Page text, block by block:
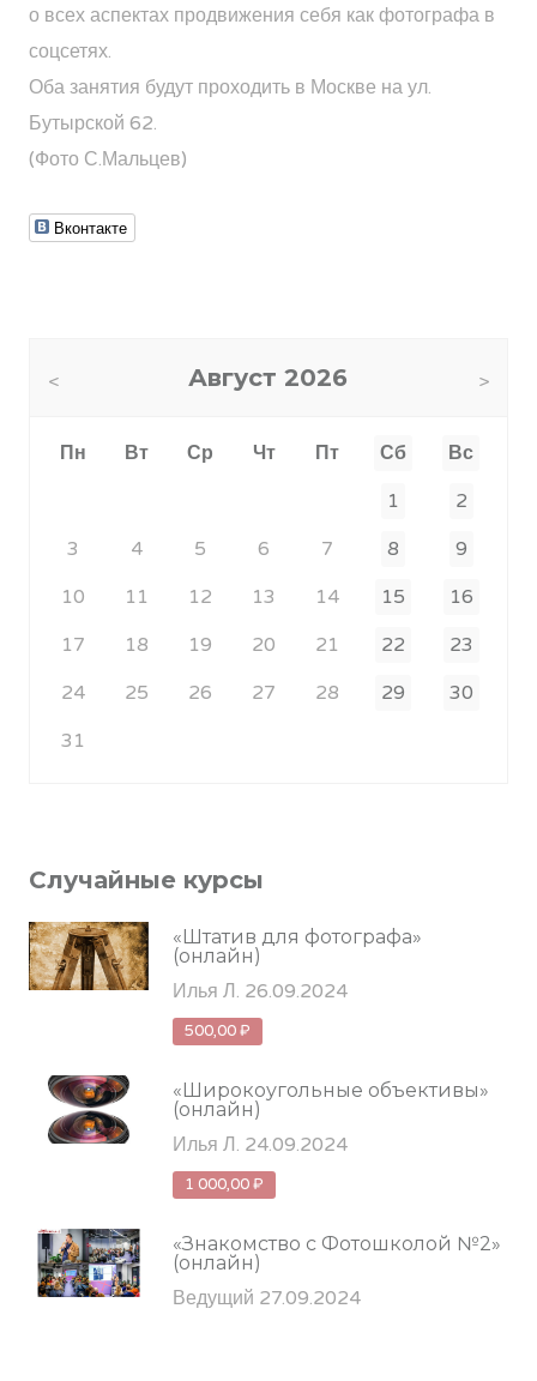
о всех аспектах продвижения себя как фотографа в
соцсетях.
Оба занятия будут проходить в Москве на ул.
Бутырской 62.
(Фото С.Мальцев)
Вконтакте
Август 2026
Пн Вт Ср Чт Пт Сб
Вс
1
2
3
4 5 6 7 8
9
10
11 12 13 14 15
16
17
18 19 20 21 22
23
24
25 26 27 28 29
30
31
Случайные курсы
«Штатив для фотографа»
(онлайн)
Илья Л. 26.09.2024
500,00 ₽
«Широкоугольные объективы»
(онлайн)
Илья Л. 24.09.2024
1 000,00 ₽
«Знакомство с Фотошколой №2»
(онлайн)
Ведущий 27.09.2024